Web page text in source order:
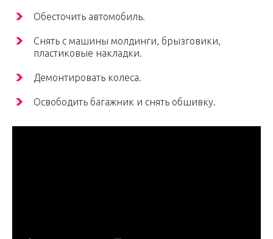
Обесточить автомобиль.
Снять с машины молдинги, брызговики,
пластиковые накладки.
Демонтировать колеса.
Освободить багажник и снять обшивку.